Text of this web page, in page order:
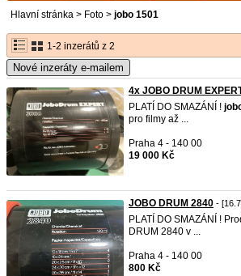
Hlavní stránka > Foto > jobo 1501
1-2 inzerátů z 2
Nové inzeráty e-mailem
4x JOBO DRUM
PLATÍ DO SMAZÁNÍ !
pro filmy až ...
Praha 4 - 140 00
19 000 Kč
JOBO DRUM 2840 -
PLATÍ DO SMAZÁNÍ !
DRUM 2840 v ...
Praha 4 - 140 00
800 Kč